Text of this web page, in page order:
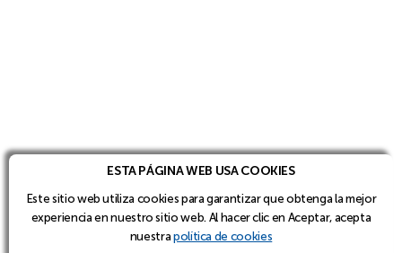
ESTA PÁGINA WEB USA COOKIES
Este sitio web utiliza cookies para garantizar que obtenga la mejor
experiencia en nuestro sitio web. Al hacer clic en Aceptar, acepta
nuestrapolítica de cookies